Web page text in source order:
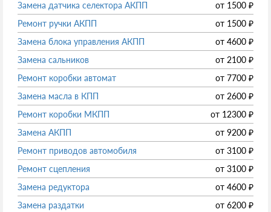
Замена датчика селектора АКПП
от 1500 ₽
Ремонт ручки АКПП
от 1500 ₽
Замена блока управления АКПП
от 4600 ₽
Замена сальников
от 2100 ₽
Ремонт коробки автомат
от 7700 ₽
Замена масла в КПП
от 2600 ₽
Ремонт коробки МКПП
от 12300 ₽
Замена АКПП
от 9200 ₽
Ремонт приводов автомобиля
от 3100 ₽
Ремонт сцепления
от 3100 ₽
Замена редуктора
от 4600 ₽
Замена раздатки
от 6200 ₽